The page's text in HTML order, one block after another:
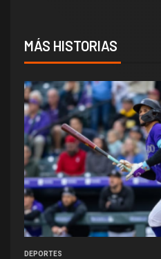
MÁS HISTORIAS
DEPORTES